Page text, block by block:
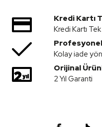
Kredi Kartı
Kredi Kartı
Kolay iade
Orijinal
2 Yıl Garanti